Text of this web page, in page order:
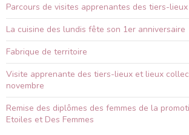
Parcours de visites apprenantes des tiers-
La cuisine des lundis fête son 1er anniversaire
Fabrique de territoire
Visite apprenante des tiers-lieux et lieux
novembre
Remise des diplômes des femmes de la
Etoiles et Des Femmes